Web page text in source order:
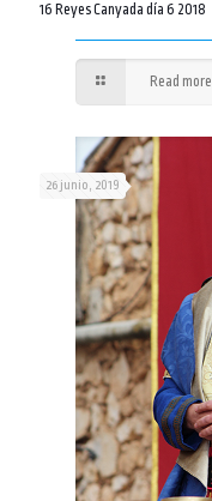
16 Reyes Canyada día 6 2018
Read more
26 junio, 2019